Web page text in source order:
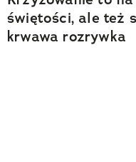
świętości, ale też
krwawa rozrywka